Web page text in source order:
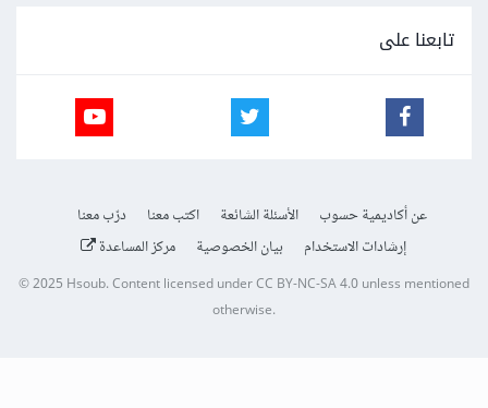
تابعنا على
عن أكاديمية حسوب الأسئلة الشائعة اكتب معنا
درّب معنا
إرشادات الاستخدام
بيان الخصوصية مركز المساعدة
© 2025 Hsoub.Content licensed underCC BY-NC-SA 4.0unless mentioned
otherwise.